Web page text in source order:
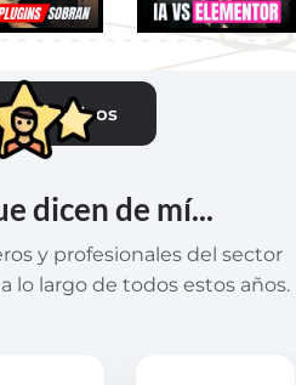
2026
que Todos
Elementor
y el
Resultado
es BRUTAL
los vídeos
dicen de mí...
y profesionales del sector
lo largo de todos estos años.